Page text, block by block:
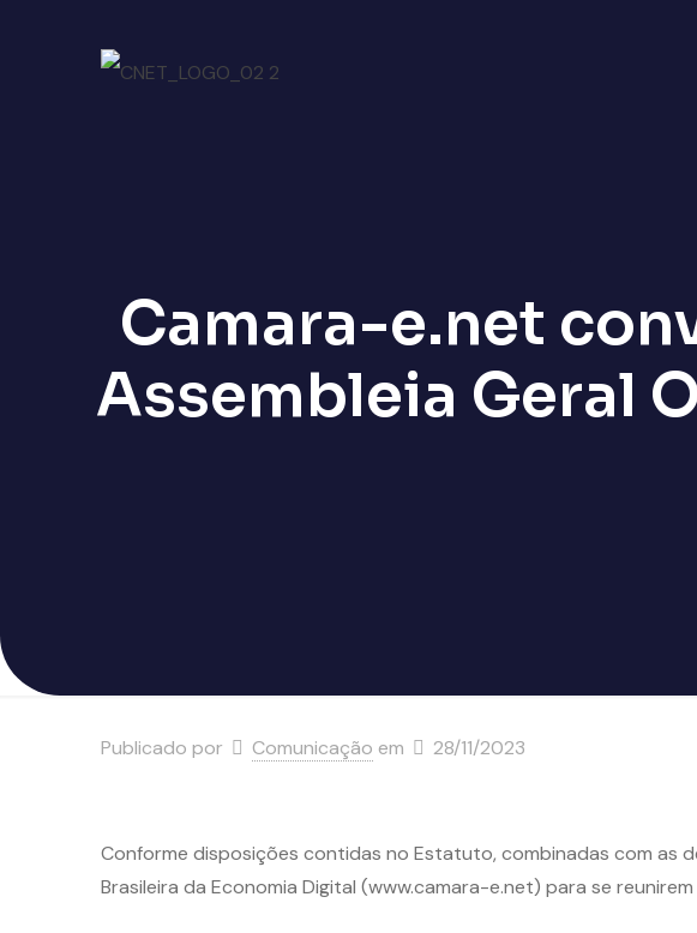
Camara-e.net
Assembleia Geral
Publicado por Comunicação em 28/11/2023
Conforme disposições contidas no Estatuto, combinadas com as
Brasileira da Economia Digital (www.camara-e.net) para se